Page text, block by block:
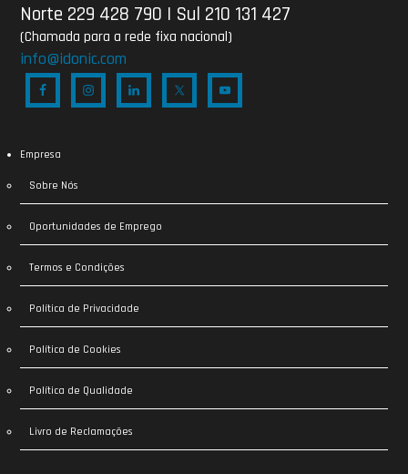
Norte 229 428 790 | Sul 210 131 427
(Chamada para a rede fixa nacional)
info@idonic.com
Empresa
Sobre Nós
Oportunidades de Emprego
Termos e Condições
Política de Privacidade
Política de Cookies
Política de Qualidade
Livro de Reclamações